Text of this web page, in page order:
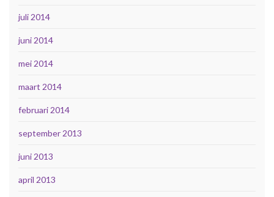
juli 2014
juni 2014
mei 2014
maart 2014
februari 2014
september 2013
juni 2013
april 2013